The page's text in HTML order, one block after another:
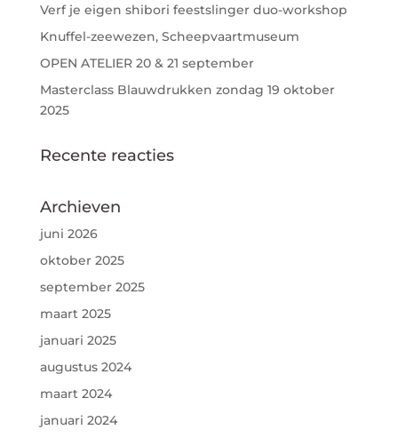
Verf je eigen shibori feestslinger duo-workshop
Knuffel-zeewezen, Scheepvaartmuseum
OPEN ATELIER 20 & 21 september
Masterclass Blauwdrukken zondag 19 oktober
2025
Recente reacties
Archieven
juni 2026
oktober 2025
september 2025
maart 2025
januari 2025
augustus 2024
maart 2024
januari 2024